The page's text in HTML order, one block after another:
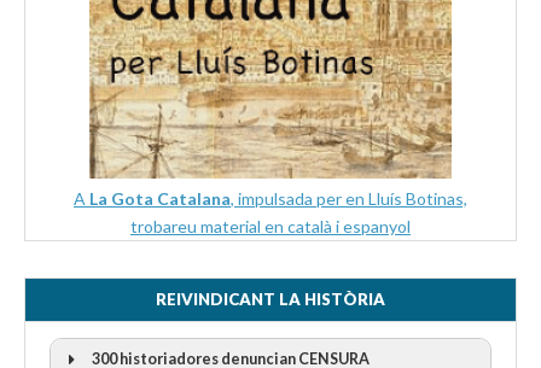
A La Gota Catalana, impulsada per en Lluís Botinas,
trobareu material en català i espanyol
REIVINDICANT LA HISTÒRIA
300 historiadores denuncian CENSURA